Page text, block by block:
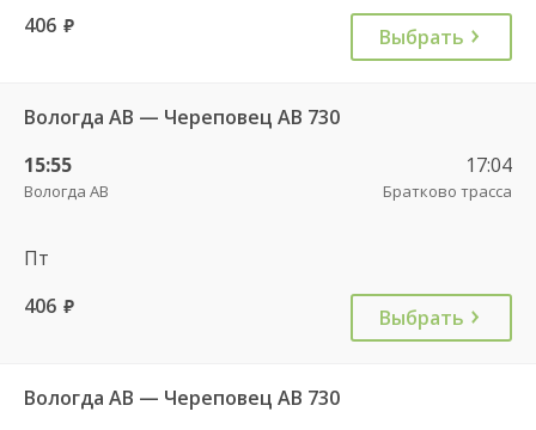
406 руб. Выбрать
Вологда АВ — Череповец АВ 730
15:55
Вологда АВ
17:04
Братково трасса
Пт
406 руб. Выбрать
Вологда АВ — Череповец АВ 730